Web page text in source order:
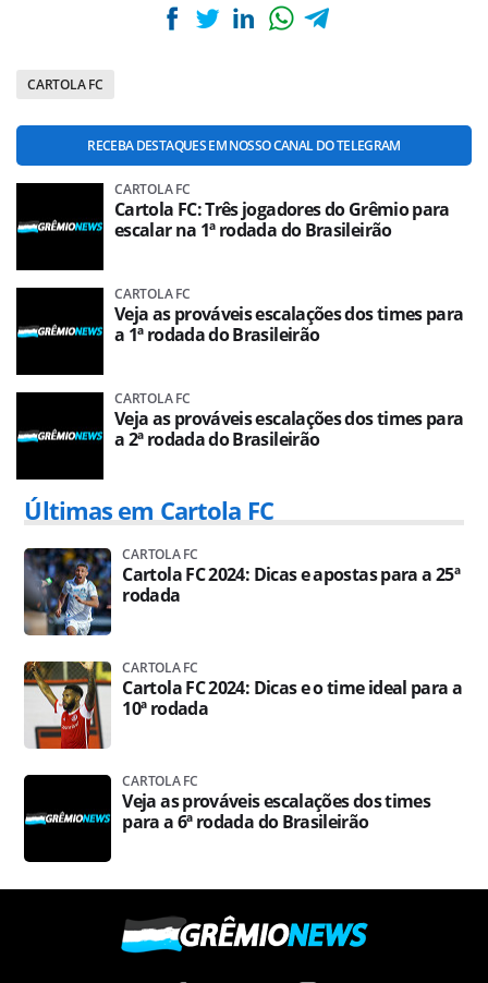
CARTOLA FC
RECEBA DESTAQUES EM NOSSO CANAL DO TELEGRAM
CARTOLA FC
Cartola FC: Três jogadores do Grêmio para
escalar na 1ª rodada do Brasileirão
CARTOLA FC
Veja as prováveis escalações dos times para
a 1ª rodada do Brasileirão
CARTOLA FC
Veja as prováveis escalações dos times para
a 2ª rodada do Brasileirão
Últimas em Cartola FC
CARTOLA FC
Cartola FC 2024: Dicas e apostas para a 25ª
rodada
CARTOLA FC
Cartola FC 2024: Dicas e o time ideal para a
10ª rodada
CARTOLA FC
Veja as prováveis escalações dos times
para a 6ª rodada do Brasileirão